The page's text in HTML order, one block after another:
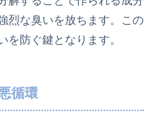
烈な臭いを放ちます。この
を防ぐ鍵となります。
循環